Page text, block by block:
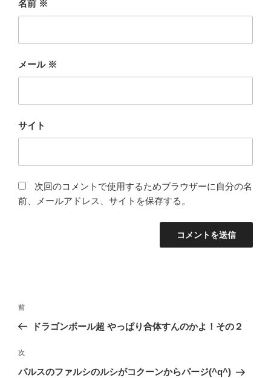
名前 ※
メール ※
サイト
次回のコメントで使用するためブラウザーに自分の名
前、メールアドレス、サイトを保存する。
投
ビ
ゲ
過
去
投
稿
前
ドラゴンボール超 やっぱり合体すんのかよ！その２
次
の
次
パルスのファルシのルシがコクーンからパージ(^q^)